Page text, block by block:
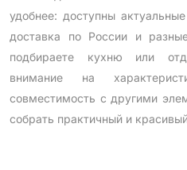
удобнее: доступны
доставка по России и
подбираете кухню или
внимание на
совместимость с другими
собрать практичный и